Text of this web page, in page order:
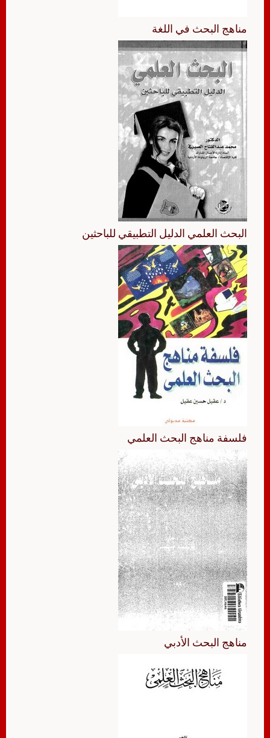
مناهج البحث في اللغة
البحث العلمي الدليل التطبيقي للباحثين
فلسفة مناهج البحث العلمي
مناهج البحث الأدبي